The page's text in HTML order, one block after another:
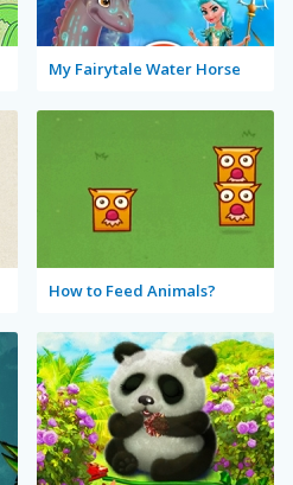
My Fairytale Water Horse
How to Feed Animals?